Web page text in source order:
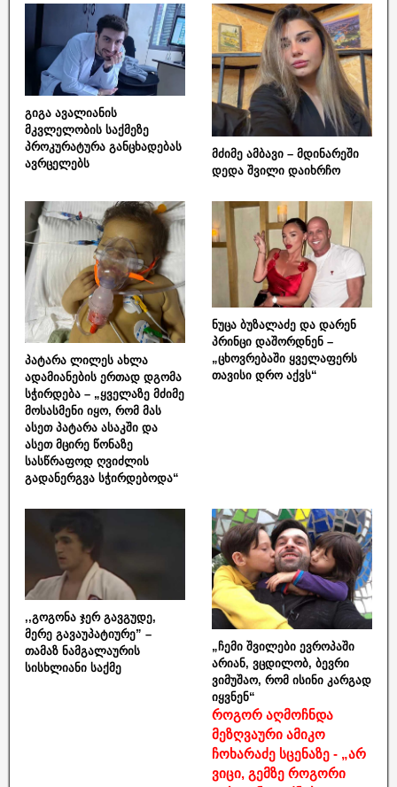
გიგა ავალიანის
მკვლელობის საქმეზე
პროკურატურა განცხადებას
ავრცელებს
მძიმე ამბავი – მდინარეში
დედა შვილი დაიხრჩო
პატარა ლილეს ახლა
ადამიანების ერთად დგომა
სჭირდება – „ყველაზე მძიმე
მოსასმენი იყო, რომ მას
ასეთ პატარა ასაკში და
ასეთ მცირე წონაზე
სასწრაფოდ ღვიძლის
გადანერგვა სჭირდებოდა“
ნუცა ბუზალაძე და დარენ
პრინცი დაშორდნენ –
„ცხოვრებაში ყველაფერს
თავისი დრო აქვს“
,,გოგონა ჯერ გავგუდე,
მერე გავაუპატიურე” –
თამაზ ნამგალაურის
სისხლიანი საქმე
„ჩემი შვილები ევროპაში
არიან, ვცდილობ, ბევრი
ვიმუშაო, რომ ისინი კარგად
იყვნენ“
როგორ აღმოჩნდა
მეზღვაური ამიკო
ჩოხარაძე სცენაზე - „არ
ვიცი, გემზე როგორი